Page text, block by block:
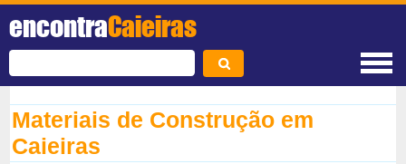
encontraCaieiras
Materiais de Construção em
Caieiras